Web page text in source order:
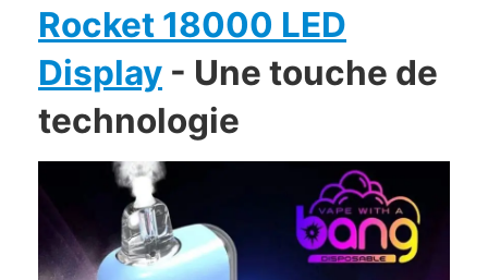
Rocket 18000 LED
Display - Une touche de
technologie